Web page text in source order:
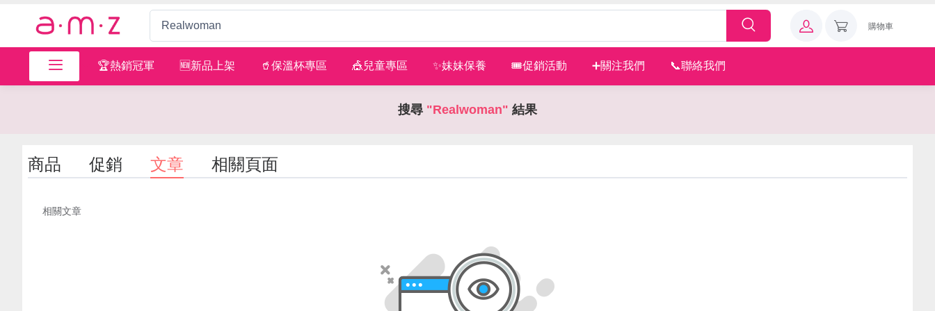
購物車
🏆熱銷冠軍 🆕新品上架 🥤保溫杯專區 🎪兒童專區 ✨妹妹保養 🎟促銷活動 ➕關注我們 📞聯絡我們
搜尋 "Realwoman" 結果
商品 促銷 文章 相關頁面
相關文章